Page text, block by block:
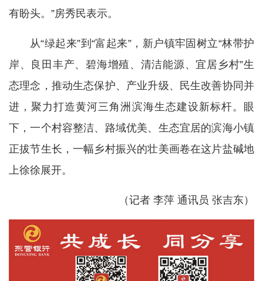
有盼头。”房秀民表示。
从“绿起来”到“富起来”，新户镇牢固树立“林带护
岸、良田丰产、碧海增殖、清洁能源、宜居乡村”生
态理念，推动生态保护、产业升级、民生改善协同并
进，聚力打造黄河三角洲滨海生态建设新标杆。眼
下，一个村容整洁、路域优美、生态宜居的滨海小镇
正拔节生长，一幅乡村振兴的壮美画卷在这片盐碱地
上徐徐展开。
（记者 李萍 通讯员 张吉东）